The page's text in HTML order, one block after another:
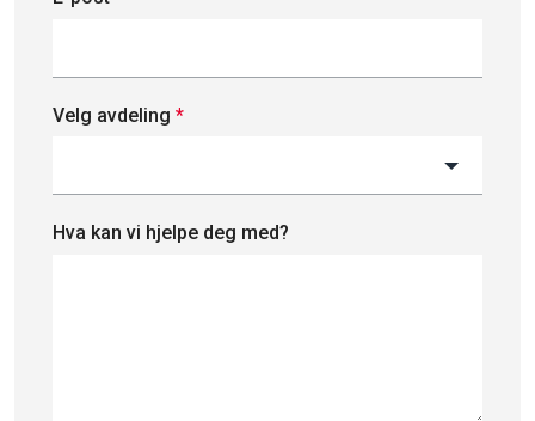
Velg avdeling *
Hva kan vi hjelpe deg med?